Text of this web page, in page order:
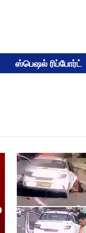
ஸ்பெஷல் ரிப்போர்ட்